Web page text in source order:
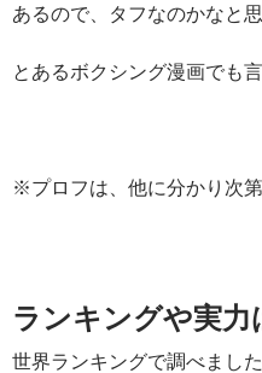
あるので、タフなのかなと思
とあるボクシング漫画でも
※プロフは、他に分かり次
ランキングや実力
世界ランキングで調べまし